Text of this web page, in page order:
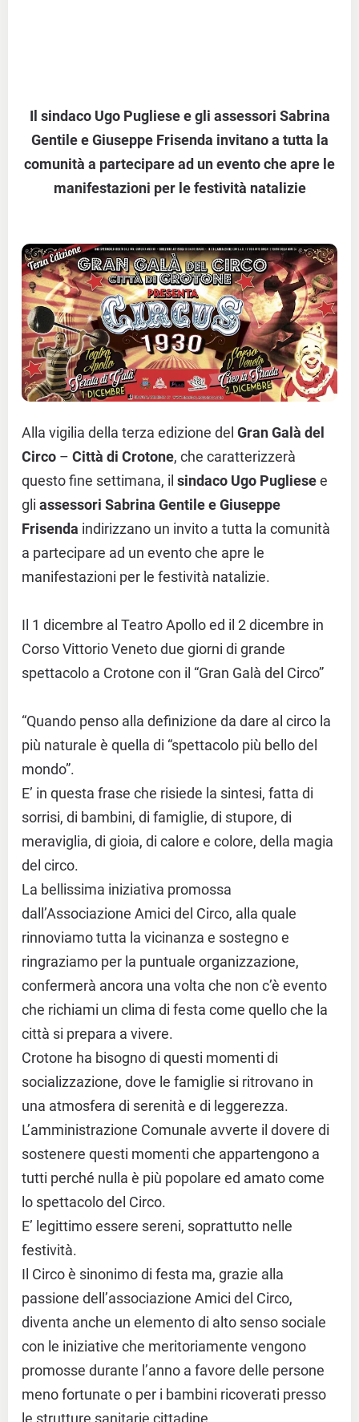
Il sindaco Ugo Pugliese e gli assessori Sabrina
Gentile e Giuseppe Frisenda invitano a tutta la
comunità a partecipare ad un evento che apre le
manifestazioni per le festività natalizie
Alla vigilia della terza edizione del Gran Galà del
Circo – Città di Crotone, che caratterizzerà
questo fine settimana, il sindaco Ugo Pugliesee
gli assessori Sabrina Gentile e Giuseppe
Frisenda indirizzano un invito a tutta la comunità
a partecipare ad un evento che apre le
manifestazioni per le festività natalizie.
Il 1 dicembre al Teatro Apollo ed il 2 dicembre in
Corso Vittorio Veneto due giorni di grande
spettacolo a Crotone con il “Gran Galà del Circo”
“Quando penso alla definizione da dare al circo la
più naturale è quella di “spettacolo più bello del
mondo”.
E’ in questa frase che risiede la sintesi, fatta di
sorrisi, di bambini, di famiglie, di stupore, di
meraviglia, di gioia, di calore e colore, della magia
del circo.
La bellissima iniziativa promossa
dall’Associazione Amici del Circo, alla quale
rinnoviamo tutta la vicinanza e sostegno e
ringraziamo per la puntuale organizzazione,
confermerà ancora una volta che non c’è evento
che richiami un clima di festa come quello che la
città si prepara a vivere.
Crotone ha bisogno di questi momenti di
socializzazione, dove le famiglie si ritrovano in
una atmosfera di serenità e di leggerezza.
L’amministrazione Comunale avverte il dovere di
sostenere questi momenti che appartengono a
tutti perché nulla è più popolare ed amato come
lo spettacolo del Circo.
E’ legittimo essere sereni, soprattutto nelle
festività.
Il Circo è sinonimo di festa ma, grazie alla
passione dell’associazione Amici del Circo,
diventa anche un elemento di alto senso sociale
con le iniziative che meritoriamente vengono
promosse durante l’anno a favore delle persone
meno fortunate o per i bambini ricoverati presso
le strutture sanitarie cittadine.